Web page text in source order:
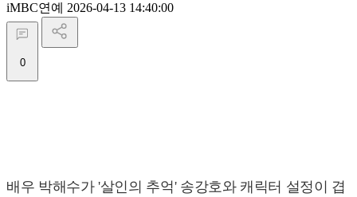
iMBC연예 2026-04-13 14:40:00
0
배우 박해수가 '살인의 추억' 송강호와 캐릭터 설정이 겹